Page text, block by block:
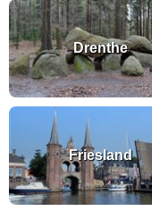
Drenthe
Friesland